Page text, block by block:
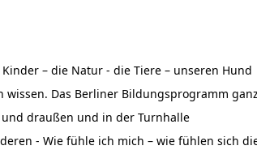
– die Natur - die Tiere – unseren Hund
wissen. Das Berliner Bildungsprogramm
draußen und in der Turnhalle
- Wie fühle ich mich – wie fühlen sich